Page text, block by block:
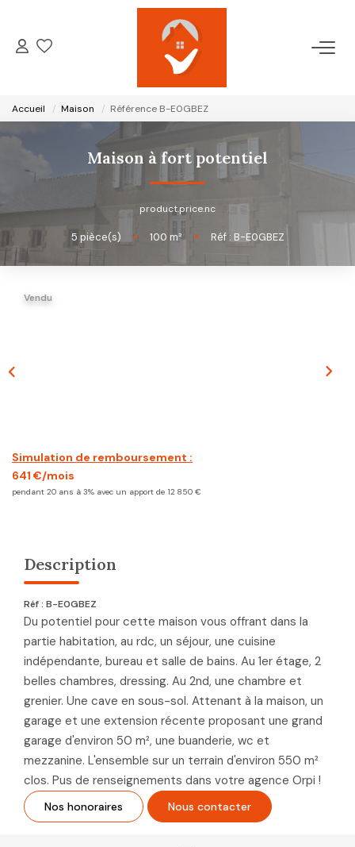
ACCUEIL
NOTRE AGENCE
VENTES
LOCATIONS
GESTION LOCATIVE
Accueil Maison Référence B-E0GBEZ
Maison à fort potentiel
product.price.nc
5 pièce(s) • 100 m² • Réf : B-E0GBEZ
Vendu
Simulation de remboursement :
641 €/mois
pendant 20 ans à 3% avec un apport de 12 850 €
Description
Réf : B-E0GBEZ
Du potentiel pour cette maison vous offrant dans la
partie habitation, au rdc, un séjour, une cuisine
indépendante, bureau et salle de bains. Au 1er étage, 2
belles chambres, dressing. Au 2nd, une chambre et
grenier. Une cave en sous-sol. Attenant à la maison, un
garage et une extension récente proposant une grand
garage d'environ 50 m², une buanderie, wc et
mezzanine. L'ensemble sur un terrain d'environ 550 m²
clos. Pus de renseignements dans votre agence Orpi !
Nos honoraires Nous contacter